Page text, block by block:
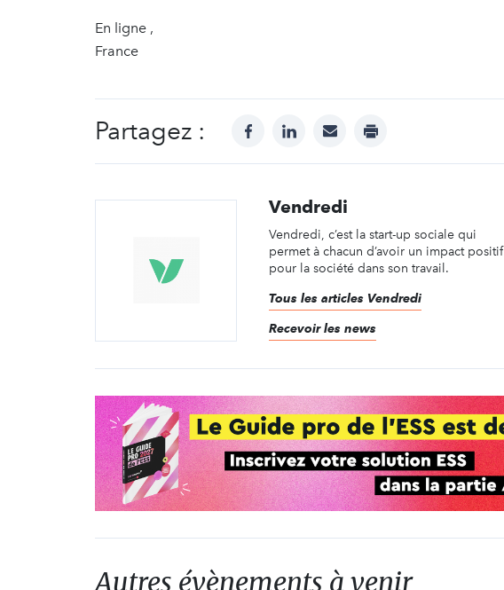
En ligne ,
France
Partagez : facebooklinkedinmail print
Vendredi
Vendredi, c’est la start-up sociale qui
permet à chacun d’avoir un impact positif
pour la société dans son travail.
Tous les articles Vendredi
Recevoir les news
Autres évènements à venir